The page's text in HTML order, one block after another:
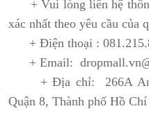
+ Vui lòng liên hệ
xác nhất theo yêu cầu của
+ Điện thoại :
+ Email:
+ Địa chỉ: 266A An
Quận 8, Thành phố Hồ